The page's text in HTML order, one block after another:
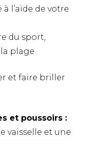
à l’aide de votre
du sport,
plage
et faire briller
et poussoirs :
vaisselle et une